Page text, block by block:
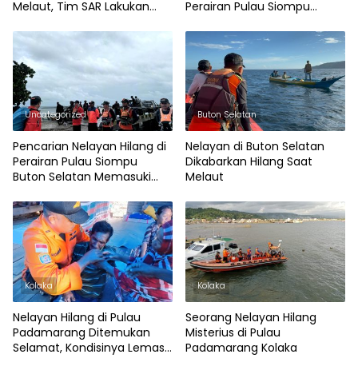
Melaut, Tim SAR Lakukan
Perairan Pulau Siompu
Uncategorized
Pencarian Nelayan Hilang di
Perairan Pulau Siompu
Buton Selatan Memasuki
Buton Selatan
Nelayan di Buton Selatan
Dikabarkan Hilang Saat
Melaut
Kolaka
Nelayan Hilang di Pulau
Padamarang Ditemukan
Selamat, Kondisinya Lemas
Kolaka
Seorang Nelayan Hilang
Misterius di Pulau
Padamarang Kolaka